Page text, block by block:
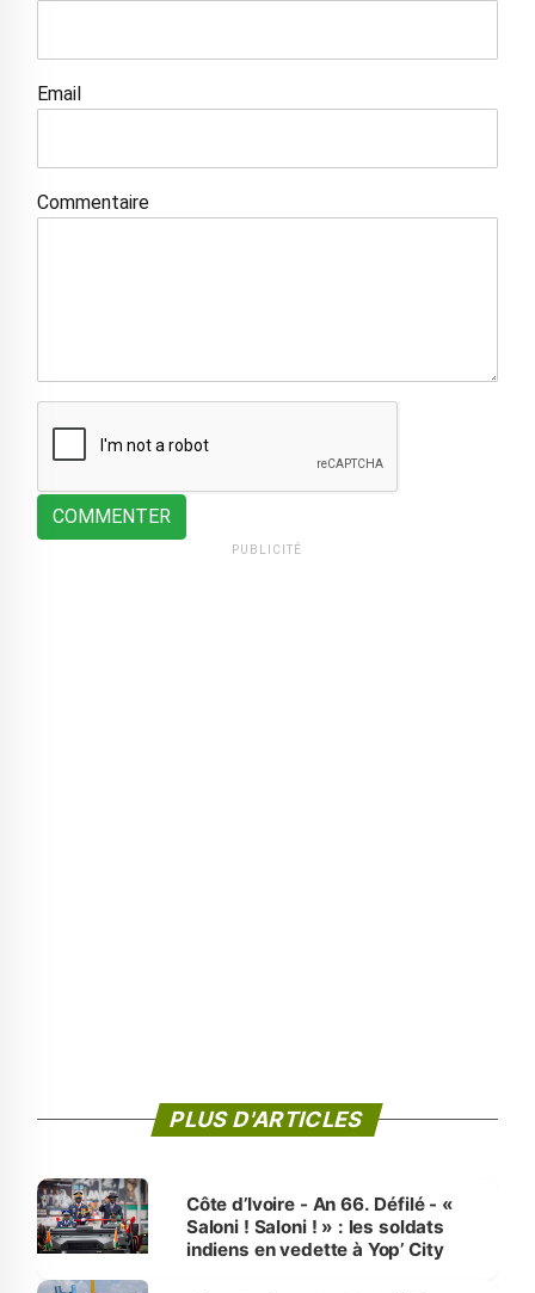
Email
Commentaire
COMMENTER
PUBLICITÉ
PLUS D'ARTICLES
Côte d’Ivoire - An 66. Défilé - «
Saloni ! Saloni ! » : les soldats
indiens en vedette à Yop’ City